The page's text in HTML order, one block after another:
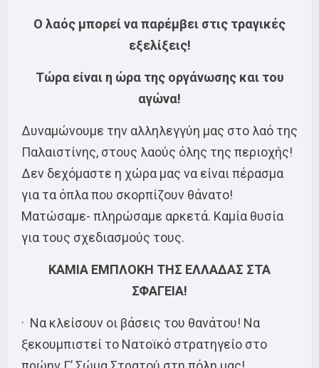
Ο λαός μπορεί να παρέμβει στις τραγικές
εξελίξεις!
Τώρα είναι η ώρα της οργάνωσης και του
αγώνα!
Δυναμώνουμε την αλληλεγγύη μας στο λαό της
Παλαιστίνης, στους λαούς όλης της περιοχής!
Δεν δεχόμαστε η χώρα μας να είναι πέρασμα
για τα όπλα που σκορπίζουν θάνατο!
Ματώσαμε- πληρώσαμε αρκετά. Καμία θυσία
για τους σχεδιασμούς τους.
ΚΑΜΙΑ ΕΜΠΛΟΚΗ ΤΗΣ ΕΛΛΑΔΑΣ ΣΤΑ
ΣΦΑΓΕΙΑ!
· Να κλείσουν οι βάσεις του θανάτου! Να
ξεκουμπιστεί το Νατοϊκό στρατηγείο στο